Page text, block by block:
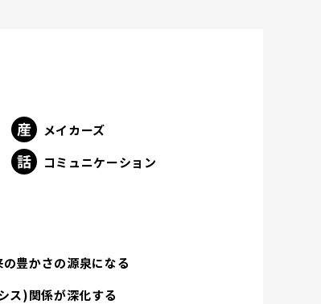
メイカーズ
コミュニケーション
豊かさの源泉になる
ス)関係が深化する